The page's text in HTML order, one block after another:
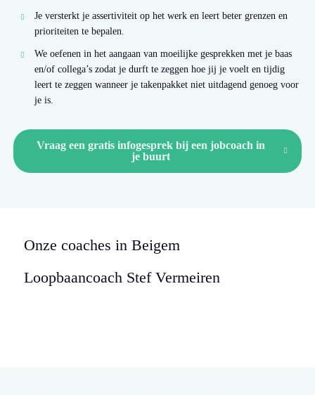
Je versterkt je assertiviteit op het werk en leert beter grenzen en
prioriteiten te bepalen.
We oefenen in het aangaan van moeilijke gesprekken met je baas
en/of collega’s zodat je durft te zeggen hoe jij je voelt en tijdig
leert te zeggen wanneer je takenpakket niet uitdagend genoeg voor
je is.
Vraag een gratis infogesprek bij een jobcoach in
je buurt
Onze coaches in Beigem
Loopbaancoach Stef Vermeiren